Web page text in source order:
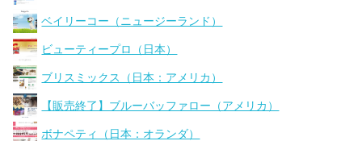
ベイリーコー（ニュージーランド）
ビューティープロ（日本）
ブリスミックス（日本：アメリカ）
【販売終了】ブルーバッファロー（アメリカ）
ボナペティ（日本：オランダ）